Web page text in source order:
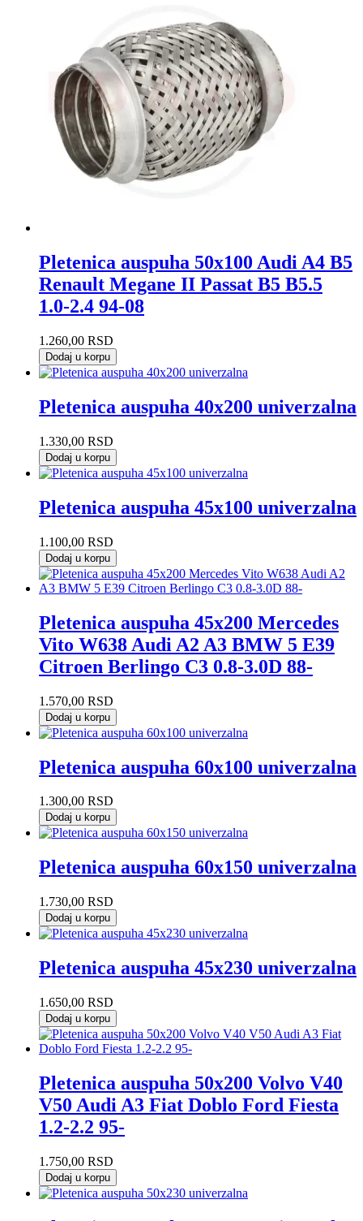
Pletenica auspuha 50x100 Audi A4 B5
Renault Megane II Passat B5 B5.5
1.0-2.4 94-08
1.260,00 RSD
Dodaj u korpu
Pletenica auspuha 40x200 univerzalna
1.330,00 RSD
Dodaj u korpu
Pletenica auspuha 45x100 univerzalna
1.100,00 RSD
Dodaj u korpu
Pletenica auspuha 45x200 Mercedes
Vito W638 Audi A2 A3 BMW 5 E39
Citroen Berlingo C3 0.8-3.0D 88-
1.570,00 RSD
Dodaj u korpu
Pletenica auspuha 60x100 univerzalna
1.300,00 RSD
Dodaj u korpu
Pletenica auspuha 60x150 univerzalna
1.730,00 RSD
Dodaj u korpu
Pletenica auspuha 45x230 univerzalna
1.650,00 RSD
Dodaj u korpu
Pletenica auspuha 50x200 Volvo V40
V50 Audi A3 Fiat Doblo Ford Fiesta
1.2-2.2 95-
1.750,00 RSD
Dodaj u korpu